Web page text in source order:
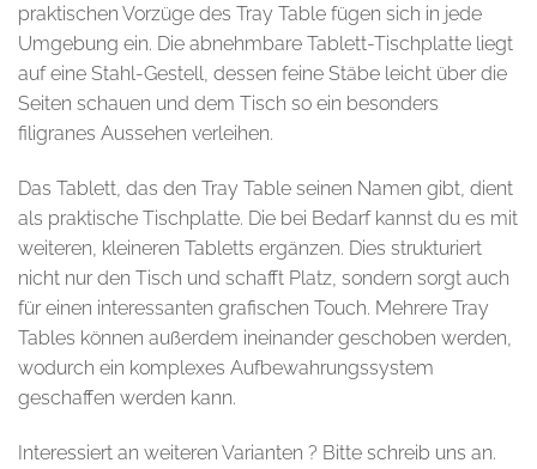
praktischen Vorzüge des Tray Table fügen sich in jede
Umgebung ein. Die abnehmbare Tablett-Tischplatte liegt
auf eine Stahl-Gestell, dessen feine Stäbe leicht über die
Seiten schauen und dem Tisch so ein besonders
filigranes Aussehen verleihen.
Das Tablett, das den Tray Table seinen Namen gibt, dient
als praktische Tischplatte. Die bei Bedarf kannst du es mit
weiteren, kleineren Tabletts ergänzen. Dies strukturiert
nicht nur den Tisch und schafft Platz, sondern sorgt auch
für einen interessanten grafischen Touch. Mehrere Tray
Tables können außerdem ineinander geschoben werden,
wodurch ein komplexes Aufbewahrungssystem
geschaffen werden kann.
Interessiert an weiteren Varianten ? Bitte schreib uns an.